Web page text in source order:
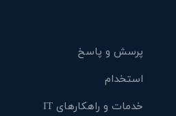
پرسش و پاسخ
استخدام
خدمات و راهکارهای IT